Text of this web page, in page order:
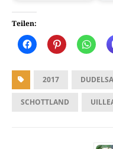
Teilen:
2017
SCHOTTLAND